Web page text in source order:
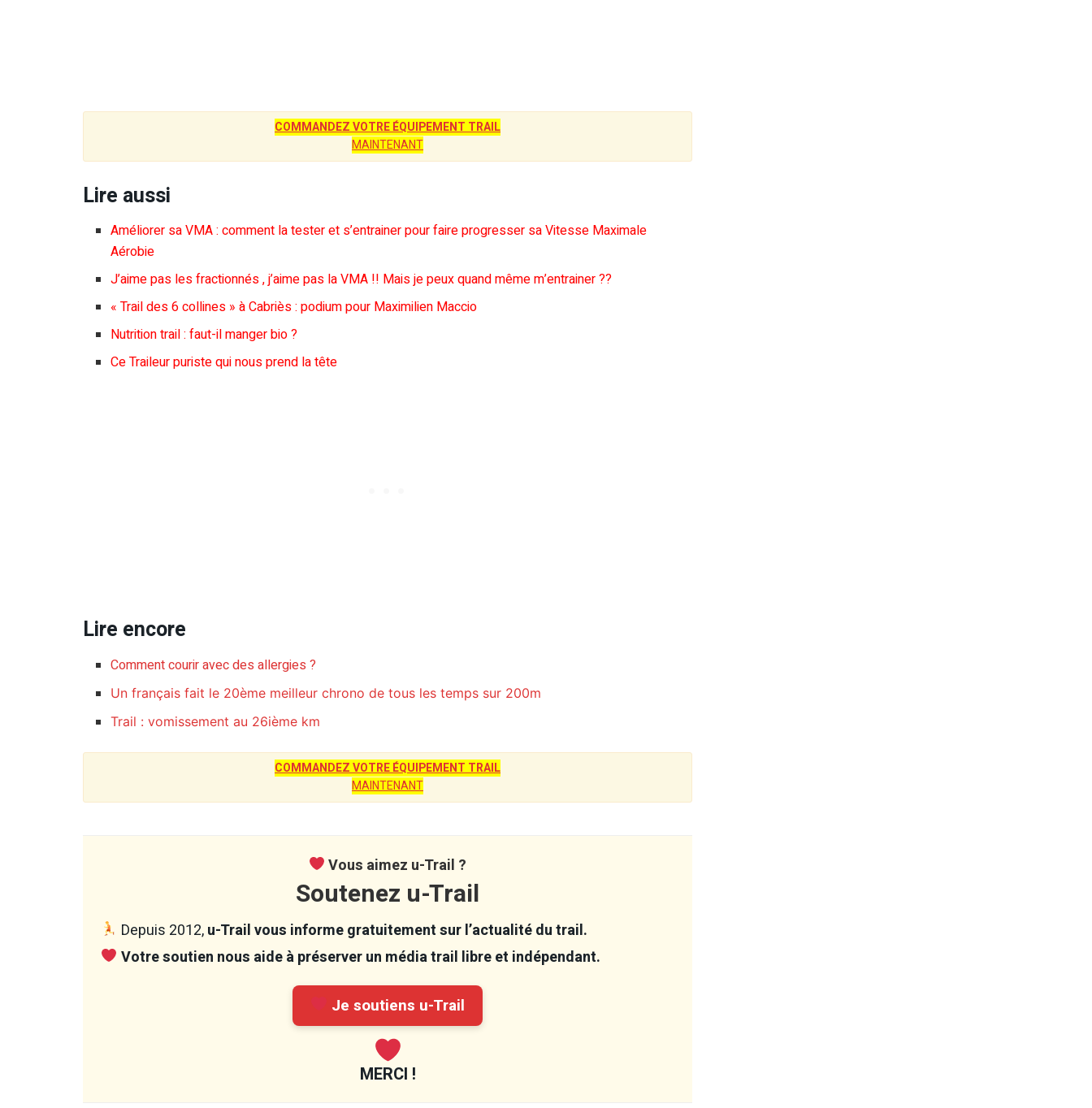
COMMANDEZ VOTRE ÉQUIPEMENT TRAIL
MAINTENANT
Lire aussi
Améliorer sa VMA : comment la tester et s’entrainer pour faire progresser sa Vitesse Maximale
Aérobie
J’aime pas les fractionnés , j’aime pas la VMA !! Mais je peux quand même m’entrainer ??
« Trail des 6 collines » à Cabriès : podium pour Maximilien Maccio
Nutrition trail : faut-il manger bio ?
Ce Traileur puriste qui nous prend la tête
Lire encore
Comment courir avec des allergies ?
Un français fait le 20ème meilleur chrono de tous les temps sur 200m
Trail : vomissement au 26ième km
COMMANDEZ VOTRE ÉQUIPEMENT TRAIL
MAINTENANT
Vous aimez u-Trail ?
Soutenez u-Trail
Depuis 2012,u-Trail vous informe gratuitement sur l’actualité du trail.
Votre soutien nous aide à préserver un média trail libre et indépendant.
Je soutiens u-Trail
MERCI !